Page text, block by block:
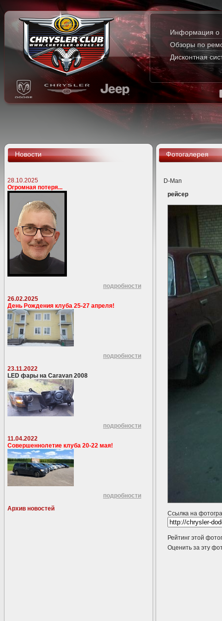
Информация о
Обзоры по
Дисконтная
Новости
28.10.2025
Огромная потеря...
подробности
26.02.2025
День Рождения клуба 25-27 апреля!
подробности
23.11.2022
LED фары на Caravan 2008
подробности
11.04.2022
Совершеннолетие клуба 20-22 мая!
подробности
Архив новостей
Фотогалерея
D-Man
рейсер
Ссылка на
Рейтинг этой
Оценить за эту